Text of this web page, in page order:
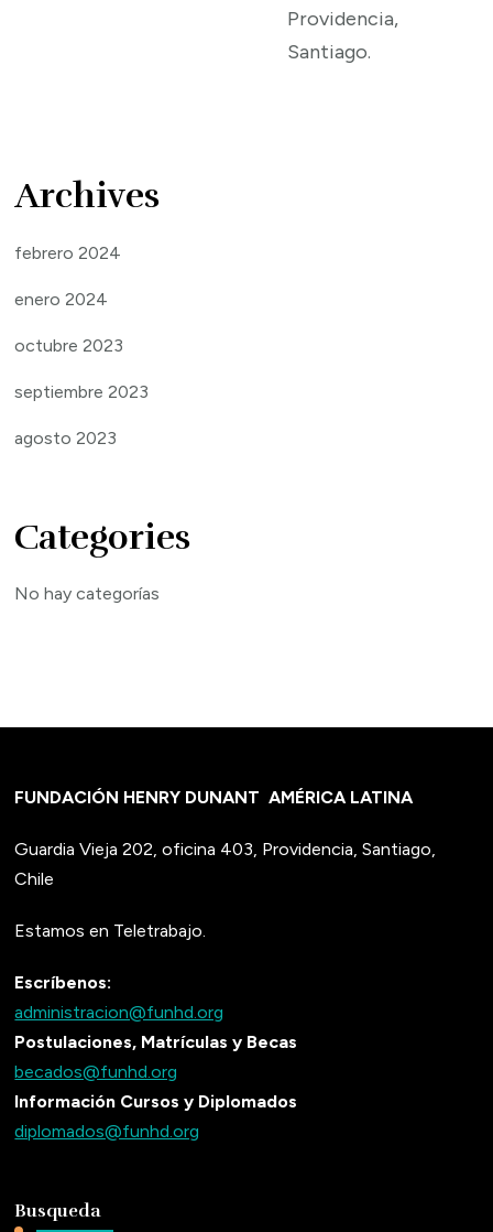
Providencia,
Santiago.
Archives
febrero 2024
enero 2024
octubre 2023
septiembre 2023
agosto 2023
Categories
No hay categorías
FUNDACIÓN HENRY DUNANTAMÉRICA LATINA
Guardia Vieja 202, oficina 403, Providencia, Santiago,
Chile
Estamos en Teletrabajo.
Escríbenos:
administracion@funhd.org
Postulaciones, Matrículas y Becas
becados@funhd.org
Información Cursos y Diplomados
diplomados@funhd.org
Busqueda